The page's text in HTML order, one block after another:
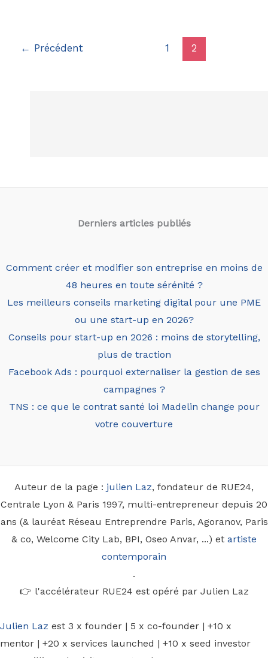
ou
← Précédent 1 2
Derniers articles publiés
Comment créer et modifier son entreprise en moins de
48 heures en toute sérénité ?
Les meilleurs conseils marketing digital pour une PME
ou une start-up en 2026?
Conseils pour start-up en 2026 : moins de storytelling,
plus de traction
Facebook Ads : pourquoi externaliser la gestion de ses
campagnes ?
TNS : ce que le contrat santé loi Madelin change pour
votre couverture
Auteur de la page : julien Laz, fondateur de RUE24,
Centrale Lyon & Paris 1997, multi-entrepreneur depuis 20
ans (& lauréat Réseau Entreprendre Paris, Agoranov, Paris
& co, Welcome City Lab, BPI, Oseo Anvar, ...) et artiste
contemporain
.
👉 l'accélérateur RUE24 est opéré par Julien Laz
Julien Laz est 3 x founder | 5 x co-founder | +10 x
mentor | +20 x services launched | +10 x seed investor